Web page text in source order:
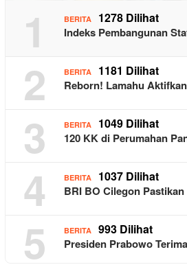
1 BERITA 1278 Dilihat
Indeks Pembangunan
2 BERITA 1181 Dilihat
Reborn! Lamahu
3 BERITA 1049 Dilihat
120 KK di Perumahan
4 BERITA 1037 Dilihat
BRI BO Cilegon
5 BERITA 993 Dilihat
Presiden Prabowo